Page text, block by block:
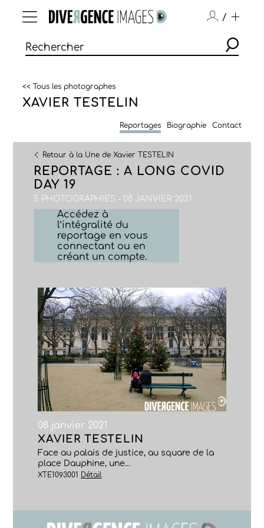
/
<< Tous les photographes
XAVIER TESTELIN
Reportages Biographie Contact
Retour à la Une de Xavier TESTELIN
REPORTAGE : A LONG COVID
DAY 19
5 PHOTOGRAPHIES - 08 JANVIER 2021
Accédez à
l’intégralité du
reportage en vous
connectant ou en
créant un compte.
08 janvier 2021
XAVIER TESTELIN
Face au palais de justice, au square de la
place Dauphine, une...
XTE1093001 Détail